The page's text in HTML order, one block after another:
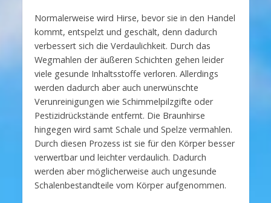
Normalerweise wird Hirse, bevor sie in den Handel
kommt, entspelzt und geschält, denn dadurch
verbessert sich die Verdaulichkeit. Durch das
Wegmahlen der äußeren Schichten gehen leider
viele gesunde Inhaltsstoffe verloren. Allerdings
werden dadurch aber auch unerwünschte
Verunreinigungen wie Schimmelpilzgifte oder
Pestizidrückstände entfernt. Die Braunhirse
hingegen wird samt Schale und Spelze vermahlen.
Durch diesen Prozess ist sie für den Körper besser
verwertbar und leichter verdaulich. Dadurch
werden aber möglicherweise auch ungesunde
Schalenbestandteile vom Körper aufgenommen.